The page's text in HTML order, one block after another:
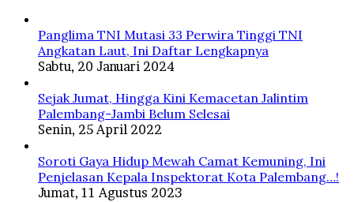
Panglima TNI Mutasi 33 Perwira Tinggi TNI
Angkatan Laut, Ini Daftar Lengkapnya
Sabtu, 20 Januari 2024
Sejak Jumat, Hingga Kini Kemacetan Jalintim
Palembang-Jambi Belum Selesai
Senin, 25 April 2022
Soroti Gaya Hidup Mewah Camat Kemuning, Ini
Penjelasan Kepala Inspektorat Kota Palembang…!
Jumat, 11 Agustus 2023